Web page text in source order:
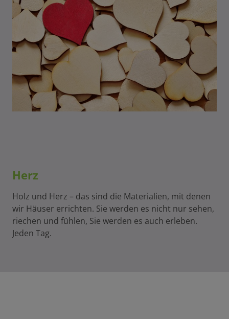
Herz
Holz und Herz – das sind die Materialien, mit denen
wir Häuser errichten. Sie werden es nicht nur sehen,
riechen und fühlen, Sie werden es auch erleben.
Jeden Tag.